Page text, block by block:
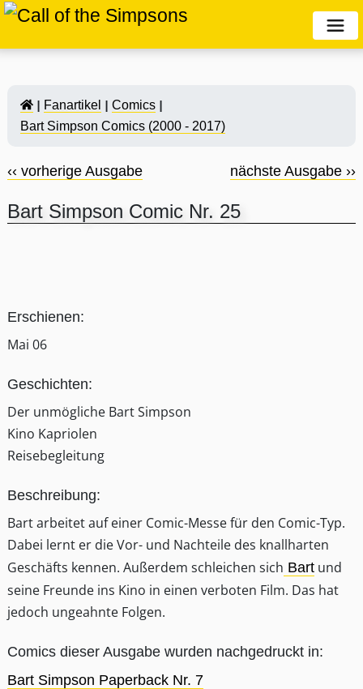
Fanartikel
Comics
Bart Simpson Comics (2000 - 2017)
‹‹ vorherige Ausgabe nächste Ausgabe ››
Bart Simpson Comic Nr. 25
Erschienen:
Mai 06
Geschichten:
Der unmögliche Bart Simpson
Kino Kapriolen
Reisebegleitung
Beschreibung:
Bart arbeitet auf einer Comic-Messe für den Comic-Typ.
Dabei lernt er die Vor- und Nachteile des knallharten
Geschäfts kennen. Außerdem schleichen sich Bart und
seine Freunde ins Kino in einen verboten Film. Das hat
jedoch ungeahnte Folgen.
Comics dieser Ausgabe wurden nachgedruckt in:
Bart Simpson Paperback Nr. 7